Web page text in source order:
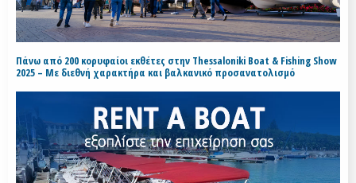
Πάνω από 200 κορυφαίοι εκθέτες στην Thessaloniki Boat & Fishing Show
2025 – Με διεθνή χαρακτήρα και βαλκανικό προσανατολισμό